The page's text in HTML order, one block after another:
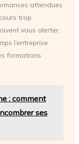
attendues
trop
vous alerter.
l’entreprise
formations
: comment
ses